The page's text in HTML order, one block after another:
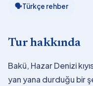
🗣Türkçe rehber
Tur hakkında
Bakü, Hazar Denizi
yan yana durduğu bir